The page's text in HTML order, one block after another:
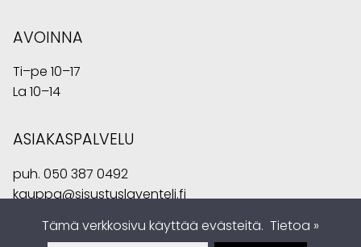
AVOINNA
Ti–pe 10–17
La 10–14
ASIAKASPALVELU
puh. 050 387 0492
kauppa@sisustuslaventeli.fi
Tämä verkkosivu käyttää evästeitä. Tietoa »